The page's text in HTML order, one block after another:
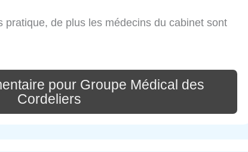
pratique, de plus les médecins du cabinet sont
pour Groupe Médical des
Cordeliers